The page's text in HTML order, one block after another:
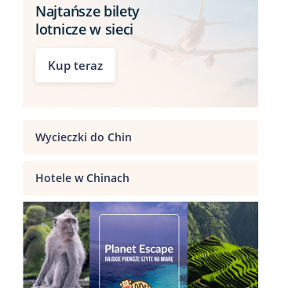
Najtańsze bilety
lotnicze w sieci
Kup teraz
Wycieczki do Chin
Hotele w Chinach